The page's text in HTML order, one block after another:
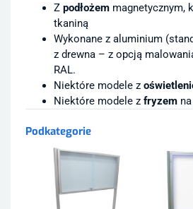
Z podłożem magnetycznym,
tkaniną
Wykonane z aluminium
z drewna – z opcją
RAL.
Niektóre modele z
Niektóre modele z fryzem
Podkategorie